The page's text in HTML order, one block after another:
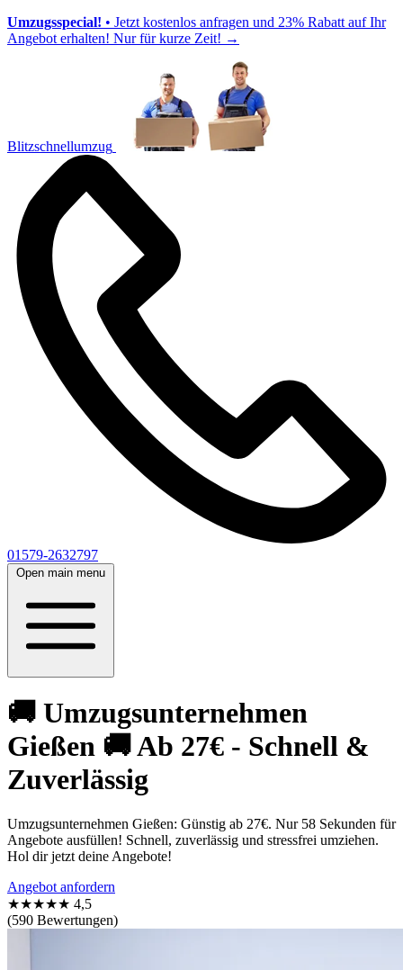
Umzugsspecial! • Jetzt kostenlos anfragen und 23% Rabatt auf Ihr
Angebot erhalten! Nur für kurze Zeit! →
Blitzschnellumzug
01579-2632797
Open main menu
🚚 Umzugsunternehmen
Gießen 🚚 Ab 27€ - Schnell &
Zuverlässig‎
Umzugsunternehmen Gießen: Günstig ab 27€. Nur 58 Sekunden für
Angebote ausfüllen! Schnell, zuverlässig und stressfrei umziehen.
Hol dir jetzt deine Angebote!
Angebot anfordern
★★★★★ 4,5
(590 Bewertungen)